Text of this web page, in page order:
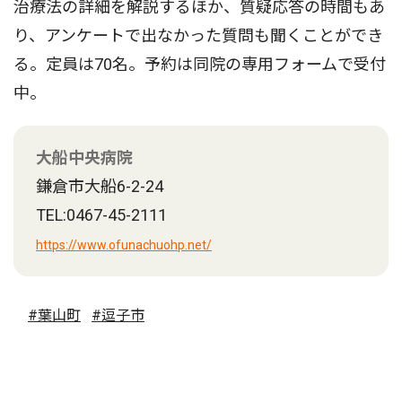
治療法の詳細を解説するほか、質疑応答の時間もあ
り、アンケートで出なかった質問も聞くことができ
る。定員は70名。予約は同院の専用フォームで受付
中。
大船中央病院
鎌倉市大船6-2-24
TEL:0467-45-2111
https://www.ofunachuohp.net/
#葉山町 #逗子市